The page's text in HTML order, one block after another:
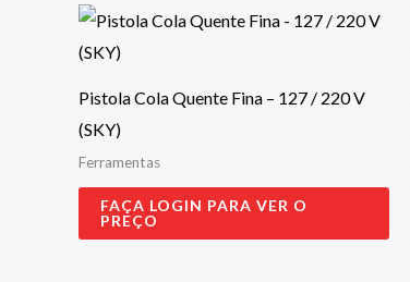
Pistola Cola Quente Fina – 127 / 220 V
(SKY)
Ferramentas
FAÇA LOGIN PARA VER O
PREÇO